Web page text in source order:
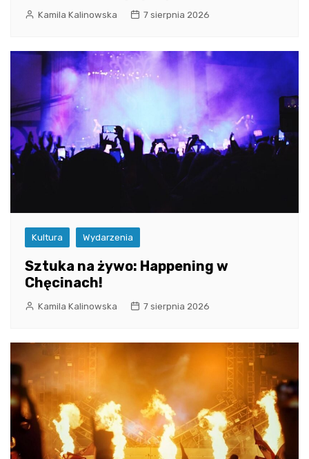
Kamila Kalinowska 7 sierpnia 2026
Kultura Wydarzenia
Sztuka na żywo: Happening w
Chęcinach!
Kamila Kalinowska 7 sierpnia 2026